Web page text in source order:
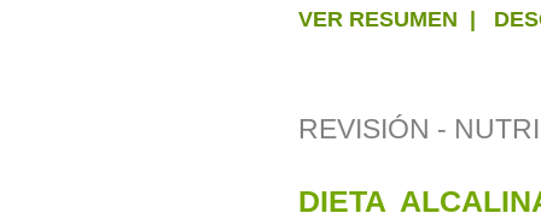
VER RESUMEN
REVISIÓN -
DIETA